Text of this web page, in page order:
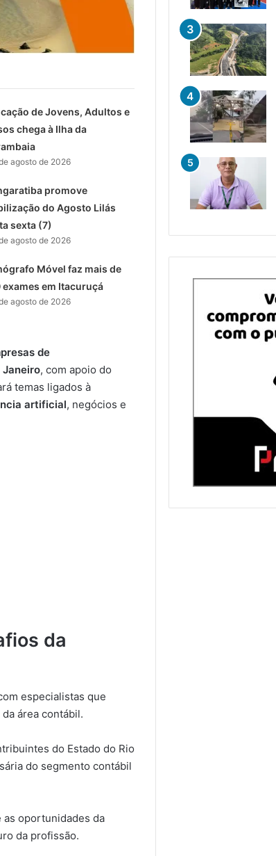
de Jovens, Adultos e
chega à Ilha da
agosto de 2026
promove
do Agosto Lilás
sexta (7)
agosto de 2026
Móvel faz mais de
exames em Itacuruçá
agosto de 2026
de
Janeiro, com apoio do
temas ligados à
artificial, negócios e
da
especialistas que
área contábil.
do Estado do Rio
do segmento contábil
as oportunidades da
da profissão.